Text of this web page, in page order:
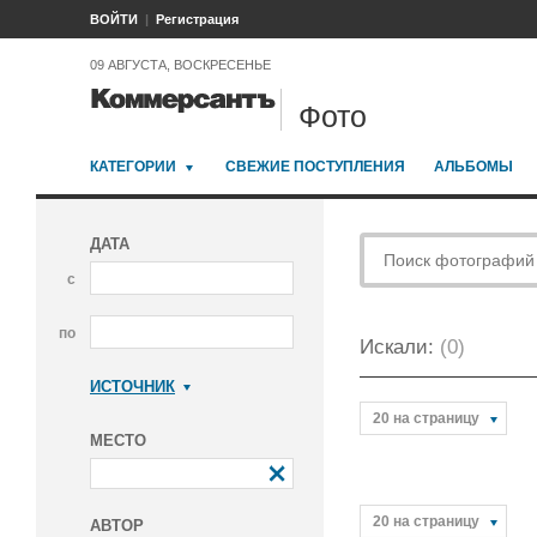
ВОЙТИ Регистрация
09 АВГУСТА, ВОСКРЕСЕНЬЕ
Фото
КАТЕГОРИИ СВЕЖИЕ ПОСТУПЛЕНИЯ АЛЬБОМЫ
ДАТА
с
по
ИСТОЧНИК
МЕСТО
АВТОР
Искали: (0)
20 на страницу
20 на страницу